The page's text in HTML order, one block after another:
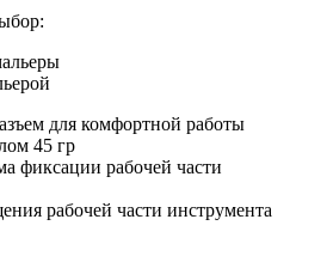
для комфортной работы
45 гр
фиксации рабочей части
рабочей части инструмента